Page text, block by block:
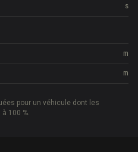
s
m
m
pour un véhicule dont les
100 %.